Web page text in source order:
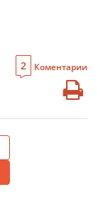
2 Коментарии